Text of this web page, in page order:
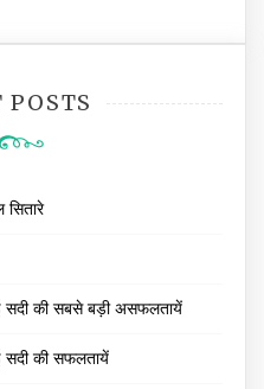
POSTS
सितारे
सदी की सबसे बड़ी असफलतायें
सदी की सफलतायें